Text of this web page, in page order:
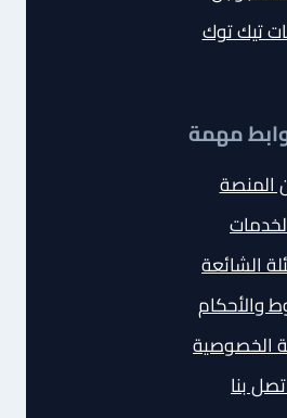
تيك توك
مهمة
المنصة
الشائعة
والأحكام
الخصوصية
بنا